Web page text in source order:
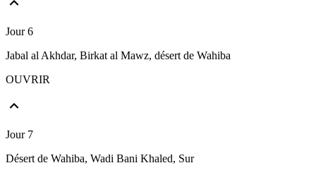
Jour 6
Jabal al Akhdar, Birkat al Mawz, désert de Wahiba
OUVRIR
Jour 7
Désert de Wahiba, Wadi Bani Khaled, Sur